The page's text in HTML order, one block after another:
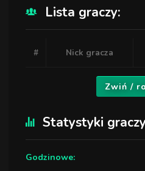
Lista graczy:
# Nick gracza
Zwiń /
Statystyki
Godzinowe: